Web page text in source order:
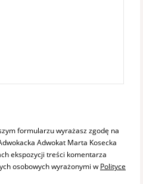
formularzu wyrażasz zgodę na
Adwokat Marta Kosecka
ekspozycji treści komentarza
osobowych wyrażonymi w Polityce